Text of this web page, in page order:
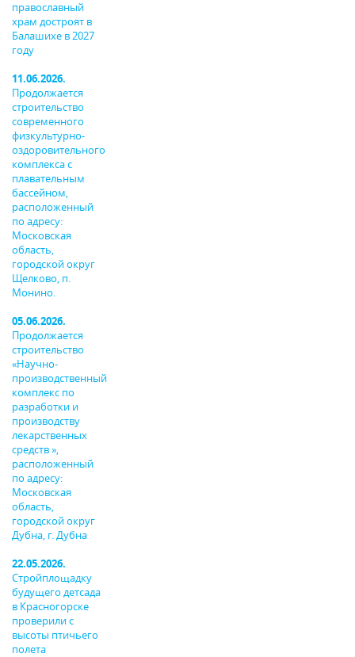
православный
храм достроят в
Балашихе в 2027
году
11.06.2026.
Продолжается
строительство
современного
физкультурно-
оздоровительного
комплекса с
плавательным
бассейном,
расположенный
по адресу:
Московская
область,
городской округ
Щелково, п.
Монино.
05.06.2026.
Продолжается
строительство
«Научно-
производственный
комплекс по
разработки и
производству
лекарственных
средств »,
расположенный
по адресу:
Московская
область,
городской округ
Дубна, г. Дубна
22.05.2026.
Стройплощадку
будущего детсада
в Красногорске
проверили с
высоты птичьего
полета